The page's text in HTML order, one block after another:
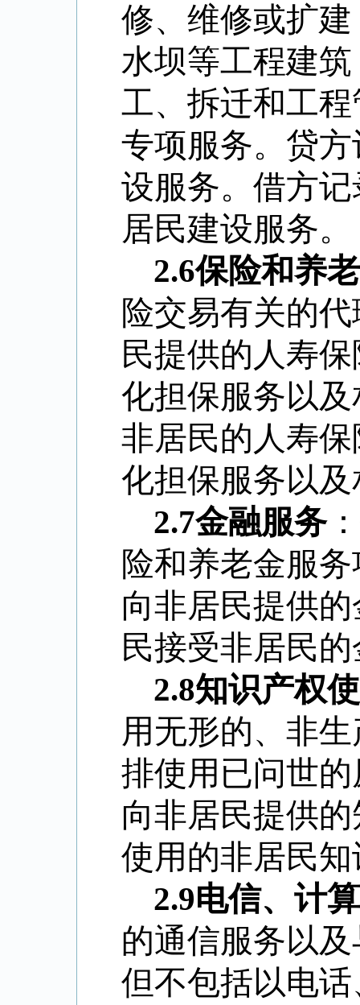
修、维修或扩
水坝等工程建
工、拆迁和工
专项服务。贷
设服务。借方
居民建设服务。
2.6保险和养
险交易有关的
民提供的人寿
化担保服务以
非居民的人寿
化担保服务以
2.7金融服务
险和养老金服
向非居民提供
民接受非居民
2.8知识产权
用无形的、非生
排使用已问世
向非居民提供
使用的非居民
2.9电信、计
的通信服务以
但不包括以电